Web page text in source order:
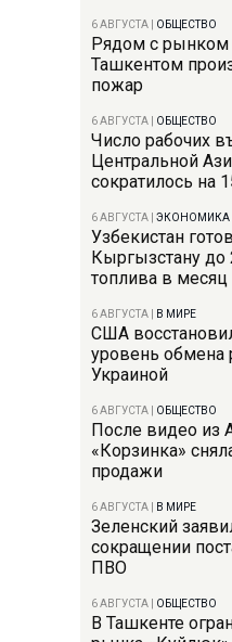
6 АВГУСТА ОБЩЕСТВО
Рядом с рынком
Ташкентом
пожар
6 АВГУСТА ОБЩЕСТВО
Число рабочих
Центральной
сократилось на
6 АВГУСТА ЭКОНОМИКА
Узбекистан
Кыргызстану до
топлива в месяц
6 АВГУСТА В МИРЕ
США
уровень
Украиной
6 АВГУСТА ОБЩЕСТВО
После видео из
«Корзинка»
продажи
6 АВГУСТА В МИРЕ
Зеленский
сокращении
ПВО
6 АВГУСТА ОБЩЕСТВО
В Ташкенте